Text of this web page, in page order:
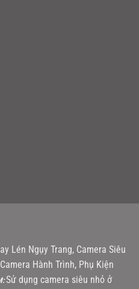
Lén Ngụy Trang, Camera Siêu
Hành Trình, Phụ Kiện
Sử dụng camera siêu nhỏ ở